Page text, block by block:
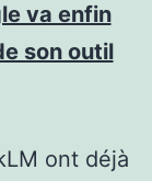
va enfin
son outil
ont déjà